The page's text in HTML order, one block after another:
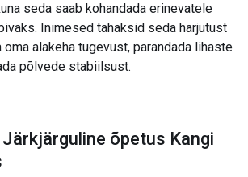
seda saab kohandada erinevatele
Inimesed tahaksid seda harjutust
oma alakeha tugevust, parandada lihaste
põlvede stabiilsust.
õpetus Kangi